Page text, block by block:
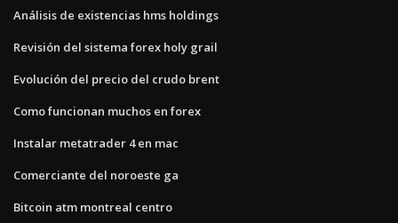
Análisis de existencias hms holdings
Revisión del sistema forex holy grail
Evolución del precio del crudo brent
Como funcionan muchos en forex
Instalar metatrader 4 en mac
Comerciante del noroeste ga
Bitcoin atm montreal centro